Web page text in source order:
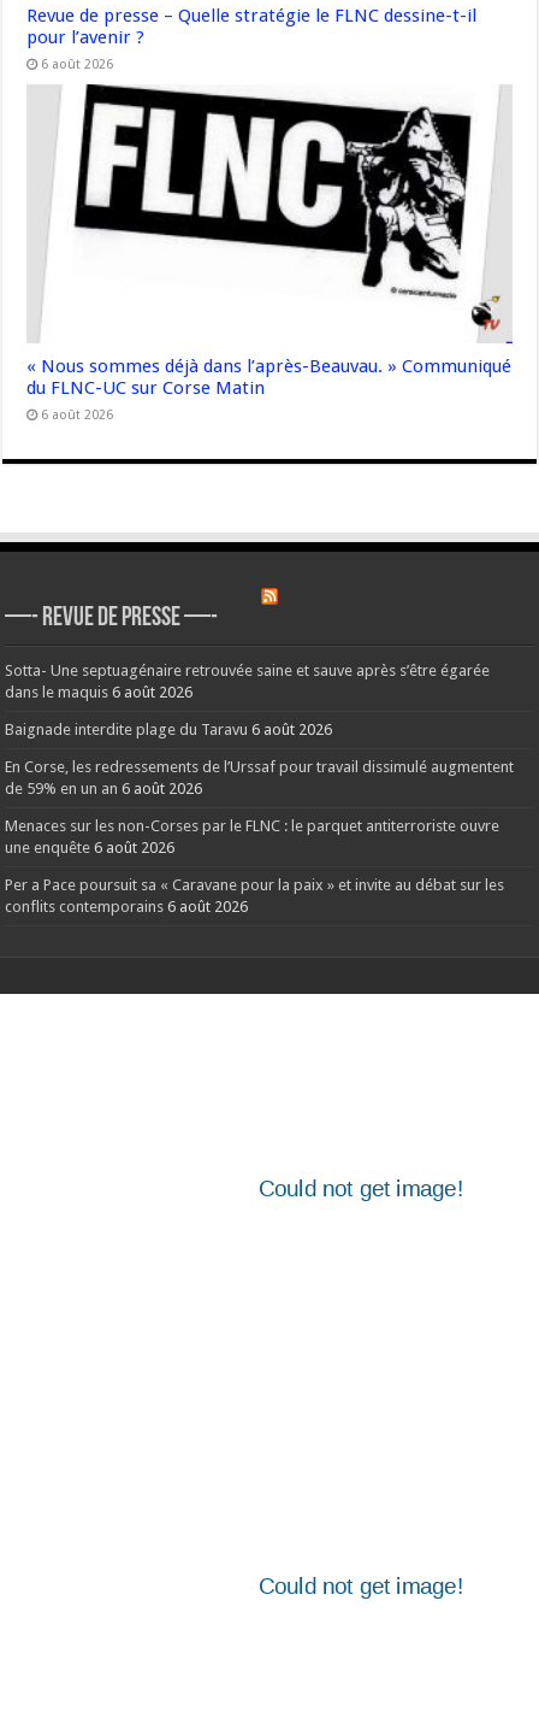
Revue de presse – Quelle stratégie le FLNC dessine-t-il
pour l’avenir ?
6 août 2026
« Nous sommes déjà dans l’après-Beauvau. » Communiqué
du FLNC-UC sur Corse Matin
6 août 2026
—- REVUE DE PRESSE —-
Sotta- Une septuagénaire retrouvée saine et sauve après s’être égarée
dans le maquis 6 août 2026
Baignade interdite plage du Taravu 6 août 2026
En Corse, les redressements de l’Urssaf pour travail dissimulé augmentent
de 59% en un an 6 août 2026
Menaces sur les non-Corses par le FLNC : le parquet antiterroriste ouvre
une enquête 6 août 2026
Per a Pace poursuit sa « Caravane pour la paix » et invite au débat sur les
conflits contemporains 6 août 2026